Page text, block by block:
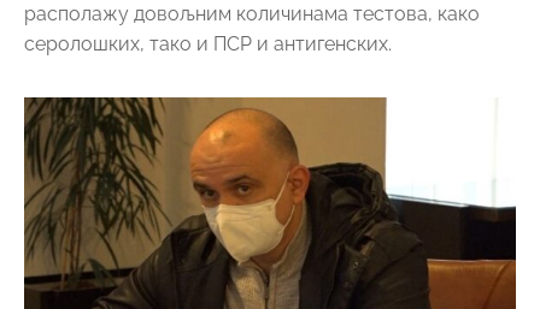
располажу довољним количинама тестова, како
серолошких, тако и ПСР и антигенских.